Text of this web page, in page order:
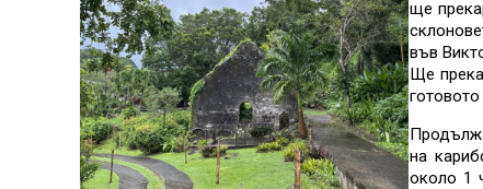
ще
във
Ще
на
около 1